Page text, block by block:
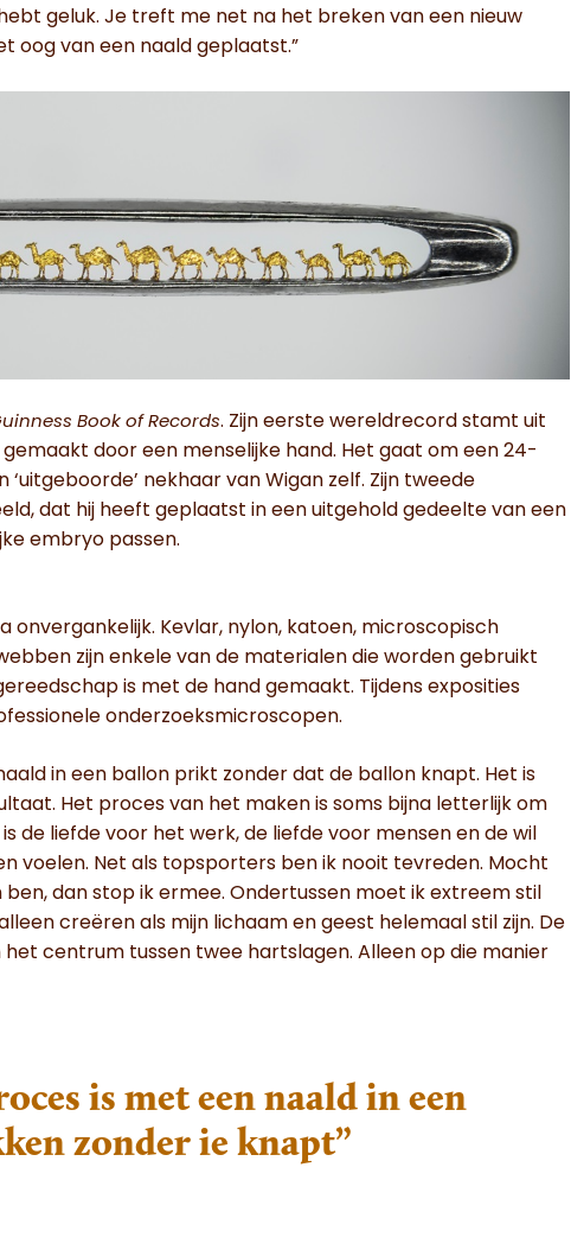
geluk. Je treft me net na het breken van een nieuw
oog van een naald geplaatst.”
Book of Records. Zijn eerste wereldrecord stamt uit
door een menselijke hand. Het gaat om een 24-
nekhaar van Wigan zelf. Zijn tweede
dat hij heeft geplaatst in een uitgehold gedeelte van een
embryo passen.
onvergankelijk. Kevlar, nylon, katoen, microscopisch
zijn enkele van de materialen die worden gebruikt
is met de hand gemaakt. Tijdens exposities
onderzoeksmicroscopen.
in een ballon prikt zonder dat de ballon knapt. Het is
Het proces van het maken is soms bijna letterlijk om
de liefde voor het werk, de liefde voor mensen en de wil
voelen. Net als topsporters ben ik nooit tevreden. Mocht
dan stop ik ermee. Ondertussen moet ik extreem stil
creëren als mijn lichaam en geest helemaal stil zijn. De
centrum tussen twee hartslagen. Alleen op die manier
is met een naald in een
zonder ie knapt”